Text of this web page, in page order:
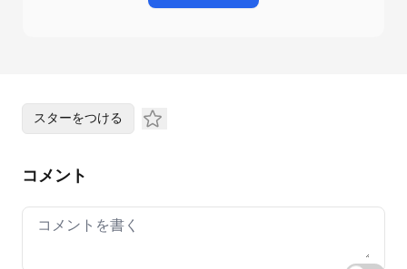
スターをつける
コメント
Your comment